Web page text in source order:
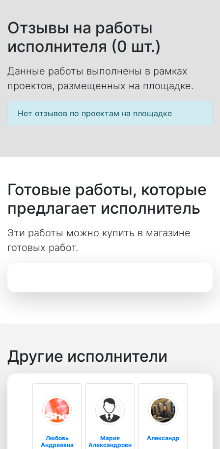
Отзывы на работы
исполнителя (0 шт.)
Данные работы выполнены в рамках
проектов, размещенных на площадке.
Нет отзывов по проектам на площадке
Готовые работы, которые
предлагает исполнитель
Эти работы можно купить в магазине
готовых работ.
Другие исполнители
Любовь
Андреевна
Мария
Александровн
Александр